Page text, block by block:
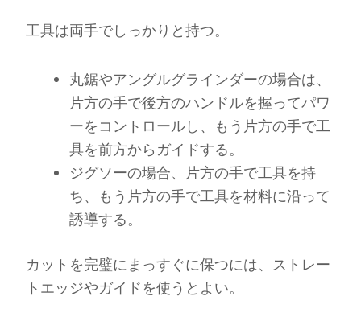
工具は両手でしっかりと持つ。
丸鋸やアングルグラインダーの場合は、
片方の手で後方のハンドルを握ってパワ
ーをコントロールし、もう片方の手で工
具を前方からガイドする。
ジグソーの場合、片方の手で工具を持
ち、もう片方の手で工具を材料に沿って
誘導する。
カットを完璧にまっすぐに保つには、ストレー
トエッジやガイドを使うとよい。